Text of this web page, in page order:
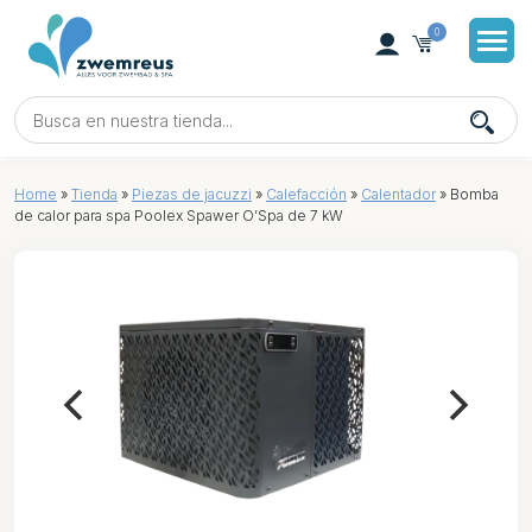
0
Home » Tienda » Piezas de jacuzzi » Calefacción » Calentador » Bomba
de calor para spa Poolex Spawer O’Spa de 7 kW